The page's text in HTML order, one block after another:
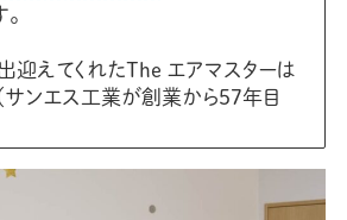
迎えてくれたThe エアマスターは
サンエス工業が創業から57年目